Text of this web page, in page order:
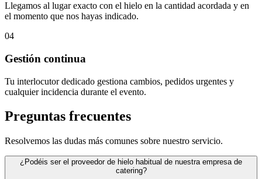
Llegamos al lugar exacto con el hielo en la cantidad acordada y en
el momento que nos hayas indicado.
04
Gestión continua
Tu interlocutor dedicado gestiona cambios, pedidos urgentes y
cualquier incidencia durante el evento.
Preguntas frecuentes
Resolvemos las dudas más comunes sobre nuestro servicio.
¿Podéis ser el proveedor de hielo habitual de nuestra empresa de
catering?